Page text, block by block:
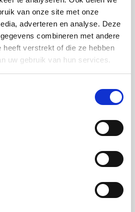
van onze site met onze
adverteren en analyse. Deze
combineren met andere
heeft verstrekt of die ze hebben
uw gebruik van hun services.
‘opgebouwd’ en blijven de
een stevige, zoete wijn
Een betaalbaar
past ook goed. Zeker
van deze wijnen naar voren.